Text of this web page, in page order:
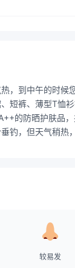
，到中午的时候
短裤、薄型T恤
的防晒护肤品
钓，但天气稍热
较易发